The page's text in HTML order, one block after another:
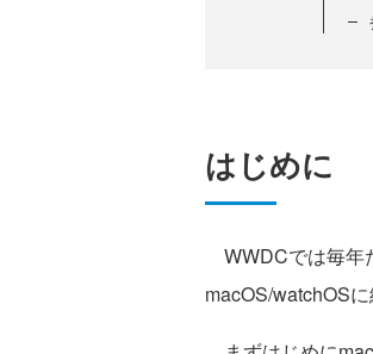
はじめに
WWDCでは毎年
macOS/watchOSに